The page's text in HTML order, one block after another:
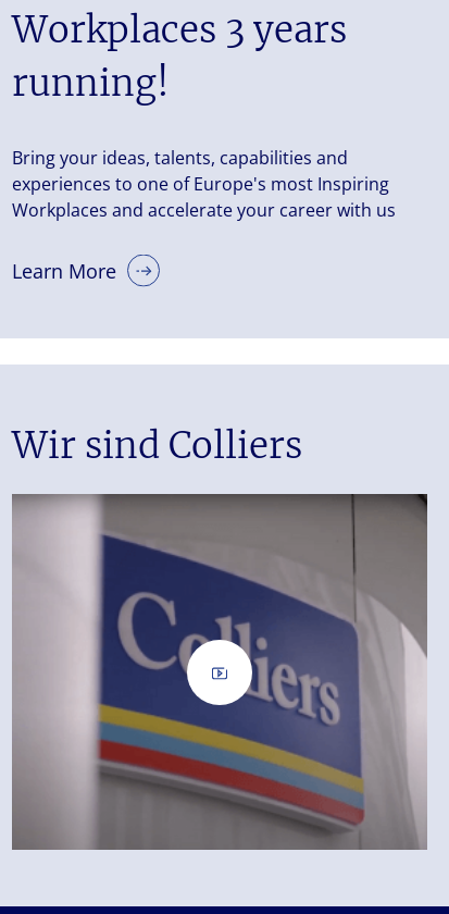
Workplaces 3 years
running!
Bring your ideas, talents, capabilities and
experiences to one of Europe's most Inspiring
Workplaces and accelerate your career with us
Learn More
Wir sind Colliers